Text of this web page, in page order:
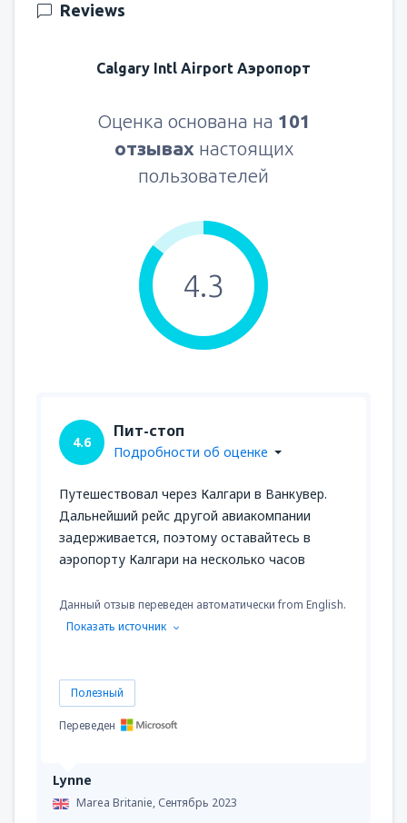
Reviews
Calgary Intl Airport Аэропорт
Оценка основана на 101
отзывах настоящих
пользователей
4.3
Lynne
Marea Britanie, Сентябрь 2023
4.6
Пит-стоп
Подробности об оценке
Путешествовал через Калгари в Ванкувер.
Дальнейший рейс другой авиакомпании
задерживается, поэтому оставайтесь в
аэропорту Калгари на несколько часов
Данный отзыв переведен автоматически from English.
Показать источник
Полезный
Переведен